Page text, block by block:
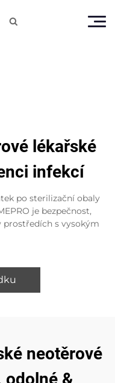

lékařské
infekcí
po sterilizační obaly
je bezpečnost,
prostředích s vysokým
neotěrové